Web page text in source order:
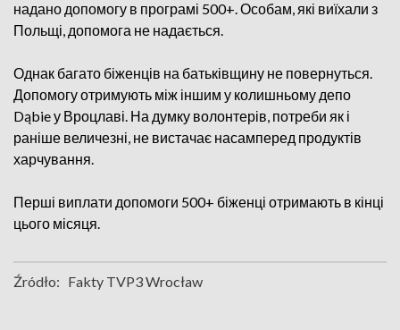
надано допомогу в програмі 500+. Особам, які виїхали з
Польщі, допомога не надається.
Однак багато біженців на батьківщину не повернуться.
Допомогу отримують між іншим у колишньому депо
Dąbie у Вроцлаві. На думку волонтерів, потреби як і
раніше величезні, не вистачає насамперед продуктів
харчування.
Перші виплати допомоги 500+ біженці отримають в кінці
цього місяця.
Źródło: Fakty TVP3 Wrocław